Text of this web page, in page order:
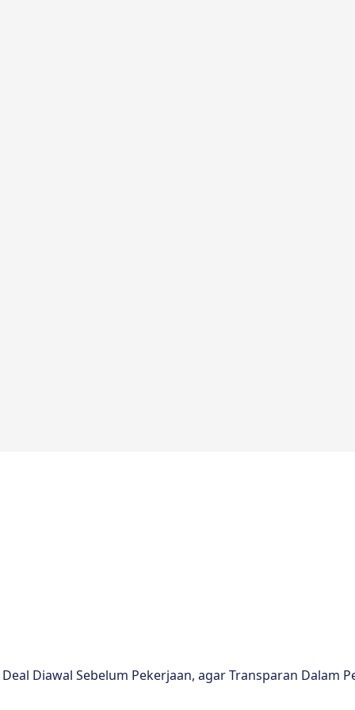
Diawal Sebelum Pekerjaan, agar Transparan Dalam